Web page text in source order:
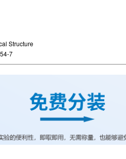
Structure
7